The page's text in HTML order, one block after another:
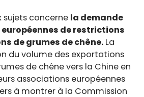
sujets concerne la demande
de restrictions
de grumes de chêne. La
du volume des exportations
de chêne vers la Chine en
associations européennes
à montrer à la Commission